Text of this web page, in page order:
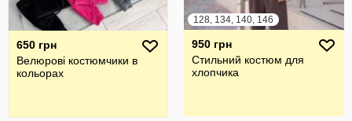
650 грн
Велюрові костюмчики в
кольорах
128, 134, 140, 146
950 грн
Стильний костюм для
хлопчика